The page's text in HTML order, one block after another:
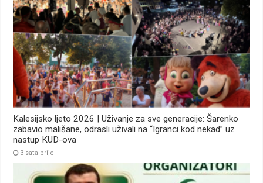
Kalesijsko ljeto 2026 | Uživanje za sve generacije: Šarenko
zabavio mališane, odrasli uživali na “Igranci kod nekad” uz
nastup KUD-ova
3 sata prije